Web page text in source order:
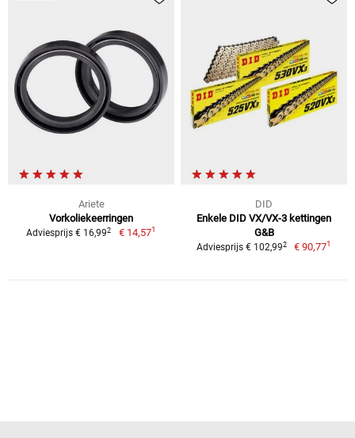
Ariete
Vorkoliekeerringen
Adviesprijs € 16,992 € 14,571
DID
Enkele DID VX/VX-3 kettingen
G&B
Adviesprijs € 102,992 € 90,771